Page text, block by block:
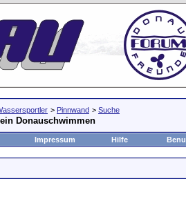
> Pinnwand > Suche
Donauschwimmen
Impressum Hilfe